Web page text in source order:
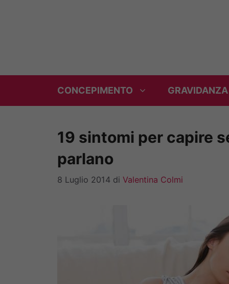
CONCEPIMENTO GRAVIDANZA
19 sintomi per capire
parlano
8 Luglio 2014 di Valentina Colmi